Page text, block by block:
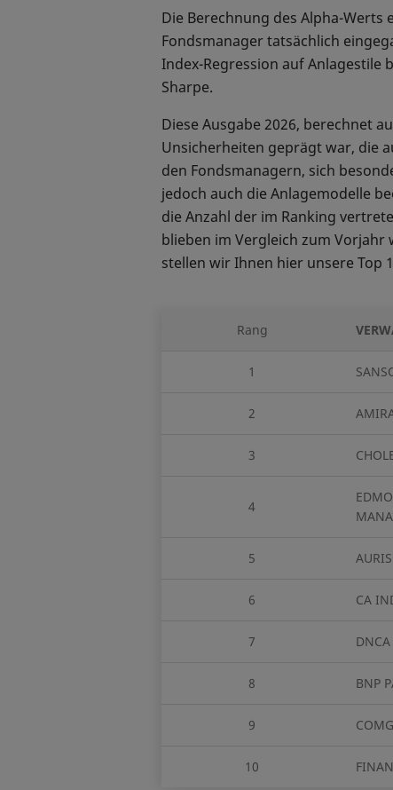
Die Berechnung des Alpha-
Fondsmanager tatsächlich
Index-Regression auf Anlagestile
Sharpe.
Diese Ausgabe 2026, berechnet
Unsicherheiten geprägt war, die
den Fondsmanagern, sich
jedoch auch die Anlagemodelle
die Anzahl der im Ranking
blieben im Vergleich zum
stellen wir Ihnen hier unsere Top
Rang
1
2
3
4
5
6 CA
7
8 BNP
9
10